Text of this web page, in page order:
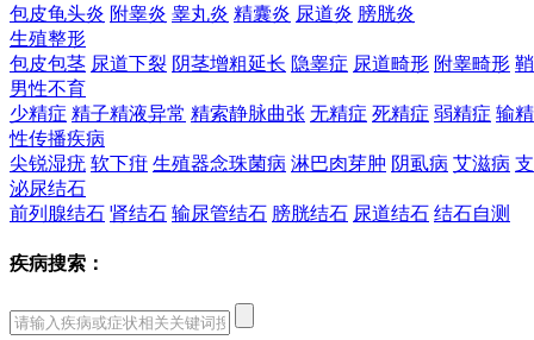
包皮龟头炎 附睾炎 睾丸炎 精囊炎 尿道炎 膀胱炎
生殖整形
包皮包茎 尿道下裂 阴茎增粗延长 隐睾症 尿道畸形 附睾畸形
男性不育
少精症 精子精液异常 精索静脉曲张 无精症 死精症 弱精症 输
性传播疾病
尖锐湿疣 软下疳 生殖器念珠菌病 淋巴肉芽肿 阴虱病 艾滋病
泌尿结石
前列腺结石 肾结石 输尿管结石 膀胱结石 尿道结石 结石自测
疾病搜索：